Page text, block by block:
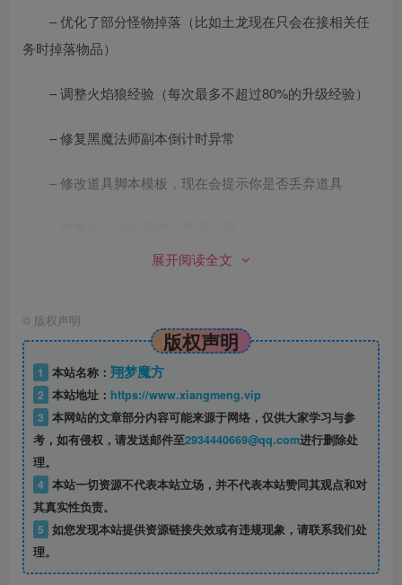
– 优化了部分怪物掉落（比如土龙现在只会在接相关任
务时掉落物品）
– 调整火焰狼经验（每次最多不超过80%的升级经验）
– 修复黑魔法师副本倒计时异常
– 修改道具脚本模板，现在会提示你是否丢弃道具
展开阅读全文
© 版权声明
版权声明
1 本站名称： 翔梦魔方
2 本站地址： https://www.xiangmeng.vip
3 本网站的文章部分内容可能来源于网络，仅供大家学习与参
考，如有侵权，请发送邮件至2934440669@qq.com进行删除处
理。
4 本站一切资源不代表本站立场，并不代表本站赞同其观点和对
其真实性负责。
5 如您发现本站提供资源链接失效或有违规现象，请联系我们处
理。